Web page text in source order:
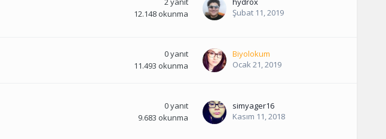
12.148 okunma
Şubat 11, 2019
0yanıt
11.493 okunma
Biyolokum
Ocak 21, 2019
0yanıt
9.683 okunma
simyager16
Kasım 11, 2018